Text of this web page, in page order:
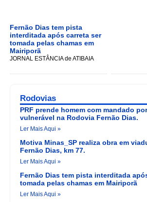
Fernão Dias tem pista
interditada após carreta ser
tomada pelas chamas em
Mairiporã
JORNAL ESTÂNCIA de ATIBAIA
Rodovias
PRF prende homem com mandado
vulnerável na Rodovia Fernão Dias.
Ler Mais Aqui »
Motiva Minas_SP realiza obra em
Fernão Dias, km 77.
Ler Mais Aqui »
Fernão Dias tem pista interditada
tomada pelas chamas em Mairiporã
Ler Mais Aqui »